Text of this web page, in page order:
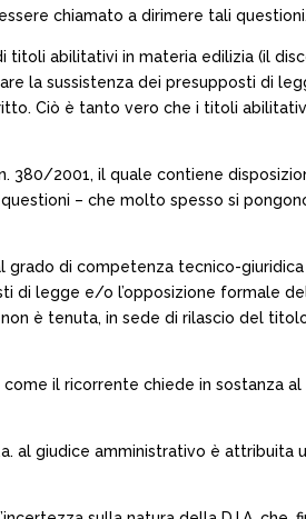
chiamato a dirimere tali questioni.
abilitativi in materia edilizia (il
la sussistenza dei presupposti di
Ciò è tanto vero che i titoli
380/2001, il quale contiene
– che molto spesso si
di competenza tecnico-
legge e/o l’opposizione formale
è tenuta, in sede di rilascio del
il ricorrente chiede in sostanza
al giudice amministrativo è attribuita